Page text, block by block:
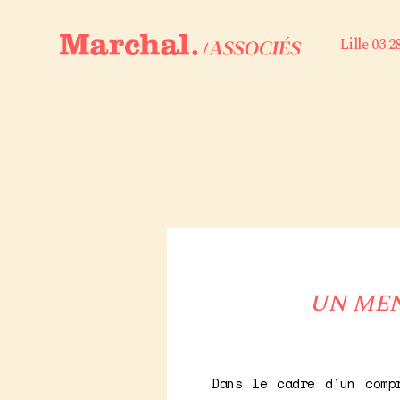
Lille 03
UN
Dans le cadre d'un